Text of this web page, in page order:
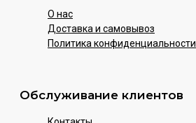
О нас
Доставка и самовывоз
Политика конфиденциальности
Обслуживание клиентов